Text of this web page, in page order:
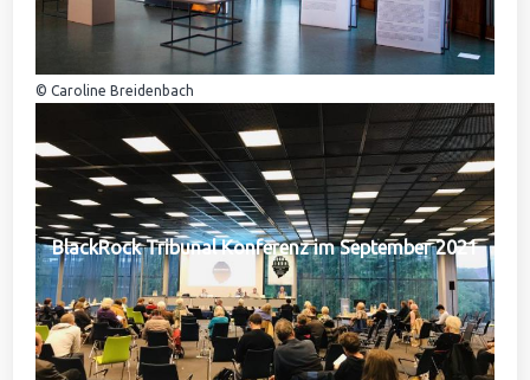
© Caroline Breidenbach
BlackRock Tribunal Konferenz im September 2021